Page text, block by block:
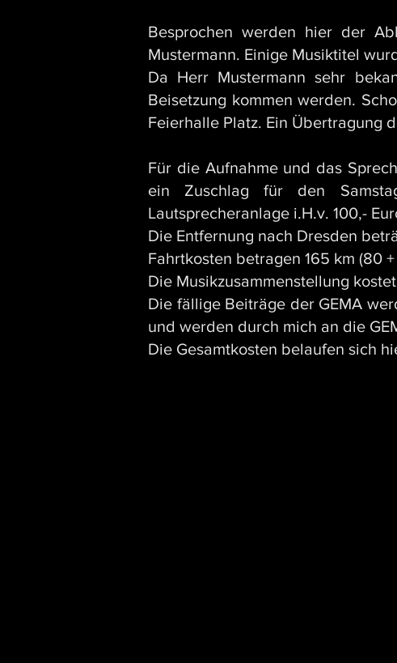
Besprochen werden hier der
Mustermann. Einige Musiktitel
Da Herr Mustermann sehr
Beisetzung kommen werden.
Feierhalle Platz. Ein Übertragung
Für die Aufnahme und das
ein Zuschlag für den
Lautsprecheranlage i.H.v. 100,-
Die Entfernung nach Dresden
Fahrtkosten betragen 165 km (80
Die Musikzusammenstellung
Die fällige Beiträge der GEMA
und werden durch mich an die
Die Gesamtkosten belaufen sich